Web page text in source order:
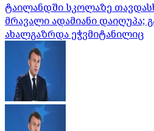
ტაილანდში სკოლაზე
მრავალი ადამიანი დაიღუპა;
ახალგაზრდა ეჭვმიტანილიც